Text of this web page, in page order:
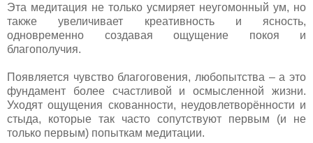
Эта медитация не только усмиряет неугомонный ум, но
также увеличивает креативность и ясность,
одновременно создавая ощущение покоя и
благополучия.
Появляется чувство благоговения, любопытства – а это
фундамент более счастливой и осмысленной жизни.
Уходят ощущения скованности, неудовлетворённости и
стыда, которые так часто сопутствуют первым (и не
только первым) попыткам медитации.